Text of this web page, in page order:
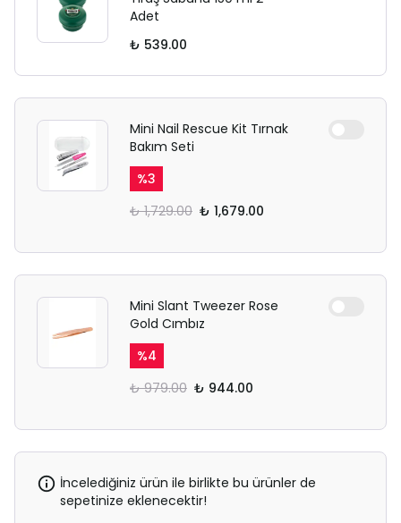
Adet
₺ 539.00
Mini Nail Rescue Kit Tırnak
Bakım Seti
%3
₺ 1,729.00 ₺ 1,679.00
Mini Slant Tweezer Rose
Gold Cımbız
%4
₺ 979.00 ₺ 944.00
İncelediğiniz ürün ile birlikte bu ürünler de
sepetinize eklenecektir!